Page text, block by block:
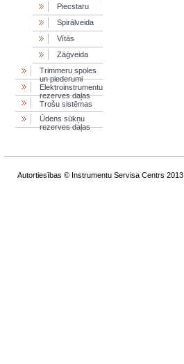
Piecstaru
Spirālveida
Vītās
Zāģveida
Trimmeru spoles
un piederumi
Elektroinstrumentu
rezerves daļas
Trošu sistēmas
Ūdens sūkņu
rezerves daļas
Autortiesības © Instrumentu Servisa Centrs 2013